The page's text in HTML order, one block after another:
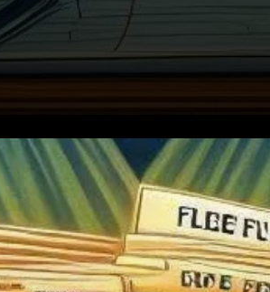
a jeté son dévolu
(FIL), prévoyant